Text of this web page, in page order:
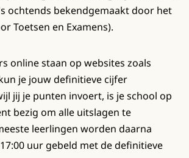
ochtends bekendgemaakt door het
Toetsen en Examens).
online staan op websites zoals
je jouw definitieve cijfer
jij je punten invoert, is je school op
bezig om alle uitslagen te
leerlingen worden daarna
uur gebeld met de definitieve